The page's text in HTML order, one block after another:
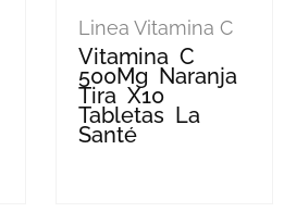
Linea Vitamina C
Vitamina C
500Mg Naranja
Tira X10
Tabletas La
Santé